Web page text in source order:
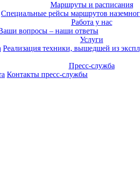
Маршруты и расписания
Специальные рейсы маршрутов
Работа у нас
вопросы – наши ответы
Услуги
Реализация техники, вышедшей из
Пресс-служба
Контакты пресс-службы